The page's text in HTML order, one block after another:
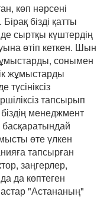
көп нәрсені
бізді қатты
сыртқы күштердің
өтіп кеткен. Шын
сонымен
жұмыстарды
тапсырып
менеджмент
өте үлкен
тапсырған
заңгерлер,
да көптеген
"Астананың"